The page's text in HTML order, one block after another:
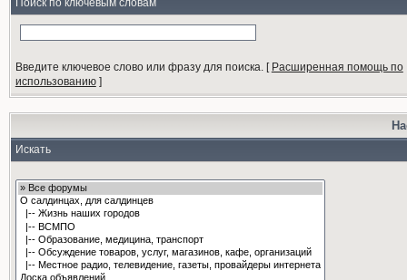
Поиск по ключевым словам
Введите ключевое слово или фразу для поиска.[ Расширенная помощь по
использованию]
Искать